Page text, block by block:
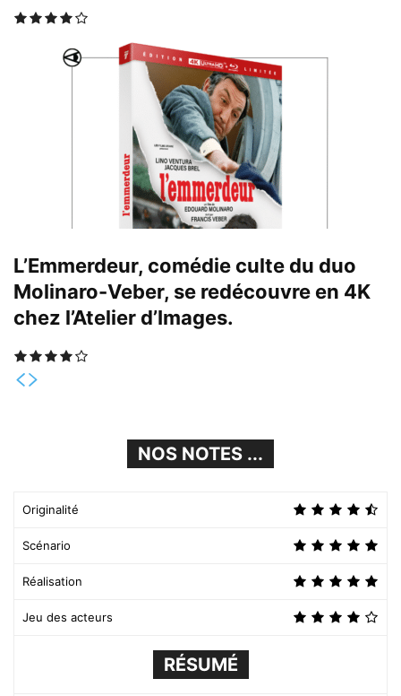
L’Emmerdeur, comédie culte du duo
Molinaro-Veber, se redécouvre en 4K
chez l’Atelier d’Images.
NOS NOTES ...
Originalité
Scénario
Réalisation
Jeu des acteurs
RÉSUMÉ